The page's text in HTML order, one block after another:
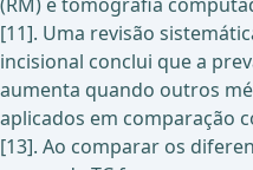
[11]. Uma revisão
incisional conclui que a
aumenta quando outros
aplicados em comparação
[13]. Ao comparar os